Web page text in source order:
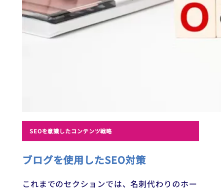
SEOを意識したコンテンツ戦略
ブログを使用したSEO対策
これまでのセクションでは、名刺代わりのホー